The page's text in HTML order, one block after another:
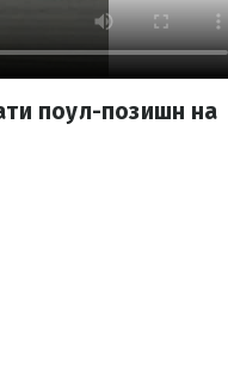
поул-позишн на